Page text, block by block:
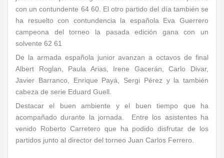
con un contundente 64 60. El otro partido del día también se
ha resuelto con contundencia la española Eva Guerrero
campeona del torneo la pasada edición gana con un
solvente 62 61
De la armada española junior avanzan a octavos de final
Albert Roglan, Paula Arias, Irene Gacerán, Carlo Divar,
Javier Barranco, Enrique Payá, Sergi Pérez y la también
cabeza de serie Eduard Guell.
Destacar el buen ambiente y el buen tiempo que ha
acompañado durante la jornada. Entre los asistentes ha
venido Roberto Carretero que ha podido disfrutar de los
partidos junto al director del torneo Juan Carlos Ferrero.